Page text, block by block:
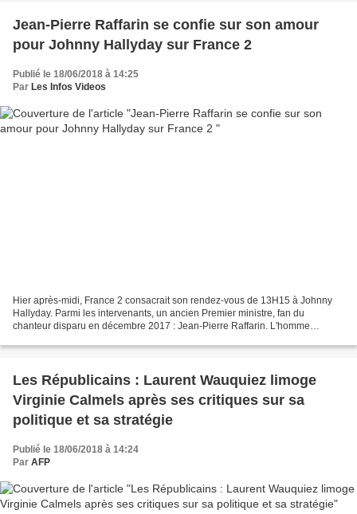
Jean-Pierre Raffarin se confie sur son amour
pour Johnny Hallyday sur France 2
Publié le 18/06/2018 à 14:25
Par Les Infos Videos
Hier après-midi, France 2 consacrait son rendez-vous de 13H15 à Johnny
Hallyday. Parmi les intervenants, un ancien Premier ministre, fan du
chanteur disparu en décembre 2017 : Jean-Pierre Raffarin. L'homme
Les Républicains : Laurent Wauquiez limoge
Virginie Calmels après ses critiques sur sa
politique et sa stratégie
Publié le 18/06/2018 à 14:24
Par AFP